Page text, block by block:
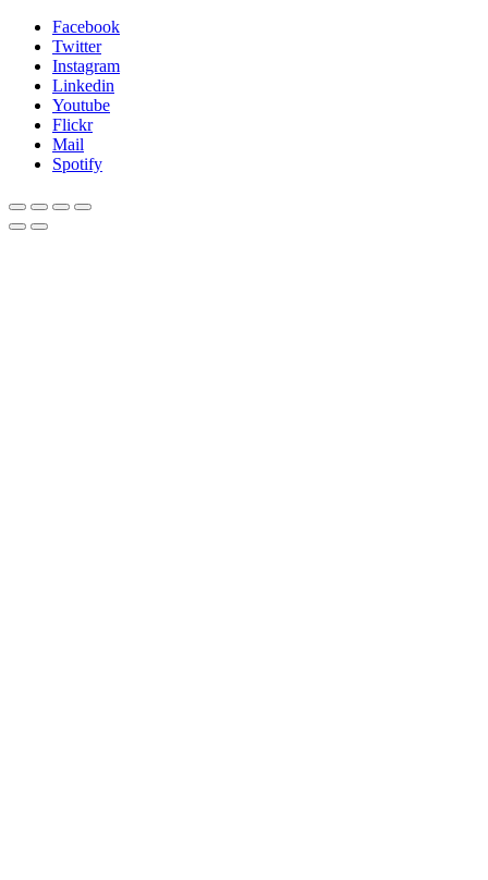
Facebook
Twitter
Instagram
Linkedin
Youtube
Flickr
Mail
Spotify